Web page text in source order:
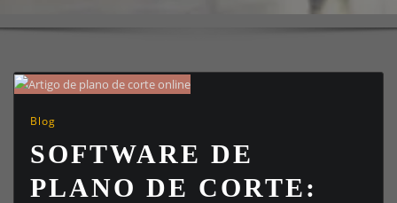
Blog
SOFTWARE DE
PLANO DE CORTE: